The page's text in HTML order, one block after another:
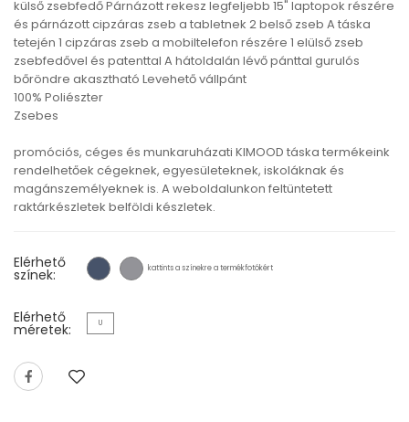
külső zsebfedő Párnázott rekesz legfeljebb 15" laptopok részére
és párnázott cipzáras zseb a tabletnek 2 belső zseb A táska
tetején 1 cipzáras zseb a mobiltelefon részére 1 elülső zseb
zsebfedővel és patenttal A hátoldalán lévő pánttal gurulós
bőröndre akasztható Levehető vállpánt
100% Poliészter
Zsebes
promóciós, céges és munkaruházati KIMOOD táska termékeink
rendelhetőek cégeknek, egyesületeknek, iskoláknak és
magánszemélyeknek is. A weboldalunkon feltüntetett
raktárkészletek belföldi készletek.
Elérhető
színek: kattints a színekre a termékfotókért
Elérhető
méretek: U